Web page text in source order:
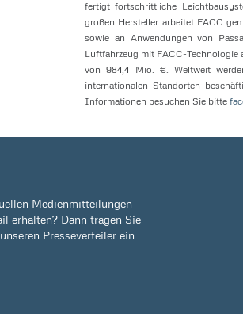
fertigt fortschrittliche
großen Hersteller arbeitet FACC
sowie an Anwendungen von
Luftfahrzeug mit FACC-Technologie
von 984,4 Mio. €. Weltweit
internationalen Standorten
Informationen besuchen Sie bitte
Medienmitteilungen
erhalten? Dann tragen Sie
Presseverteiler ein: